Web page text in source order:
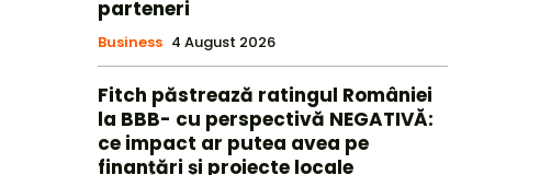
parteneri
Business 4 August 2026
Fitch păstrează ratingul României
la BBB- cu perspectivă NEGATIVĂ:
ce impact ar putea avea pe
finanțări și proiecte locale